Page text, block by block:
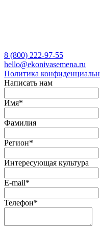
8 (800) 222-97-55
hello@ekonivasemena.ru
Политика
Написать нам
Имя*
Фамилия
Регион*
Интересующая культура
E-mail*
Телефон*